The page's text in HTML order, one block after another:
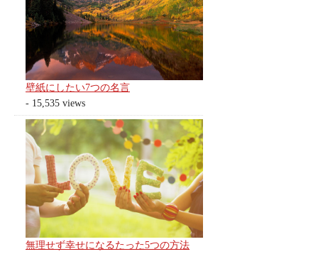
壁紙にしたい7つの名言
- 15,535 views
無理せず幸せになるたった5つの方法